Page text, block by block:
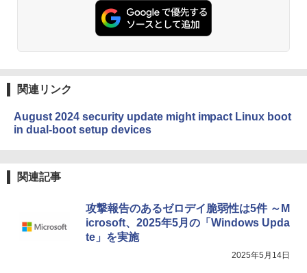
関連リンク
August 2024 security update might impact Linux boot
in dual-boot setup devices
関連記事
攻撃報告のあるゼロデイ脆弱性は5件 ～M
icrosoft、2025年5月の「Windows Upda
te」を実施
2025年5月14日